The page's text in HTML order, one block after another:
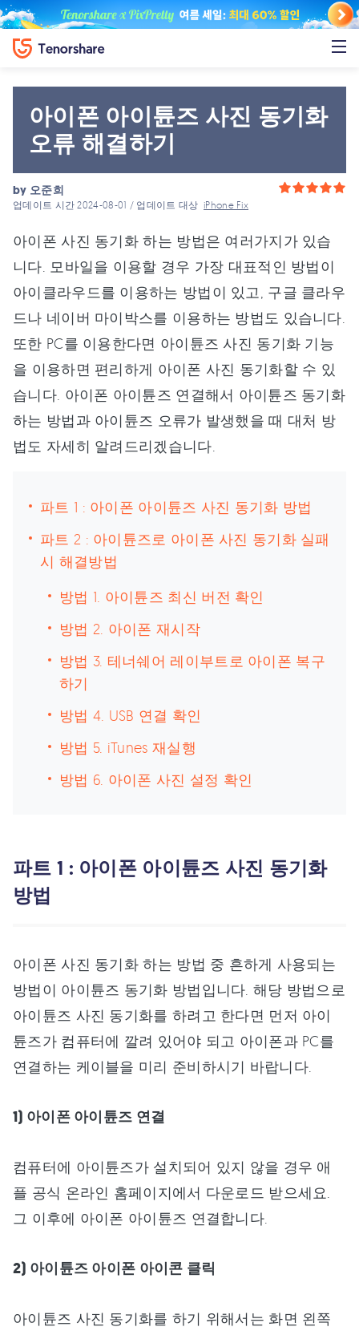
아이폰 아이튠즈 사진 동기화
오류 해결하기
by 오준희
업데이트 시간 2024-08-01 / 업데이트 대상iPhone Fix
아이폰 사진 동기화 하는 방법은 여러가지가 있습
니다. 모바일을 이용할 경우 가장 대표적인 방법이
아이클라우드를 이용하는 방법이 있고, 구글 클라우
드나 네이버 마이박스를 이용하는 방법도 있습니다.
또한 PC를 이용한다면 아이튠즈 사진 동기화 기능
을 이용하면 편리하게 아이폰 사진 동기화할 수 있
습니다. 아이폰 아이튠즈 연결해서 아이튠즈 동기화
하는 방법과 아이튠즈 오류가 발생했을 때 대처 방
법도 자세히 알려드리겠습니다.
파트 1 : 아이폰 아이튠즈 사진 동기화 방법
파트 2 : 아이튠즈로 아이폰 사진 동기화 실패
시 해결방법
방법 1. 아이튠즈 최신 버전 확인
방법 2. 아이폰 재시작
방법 3. 테너쉐어 레이부트로 아이폰 복구
하기
방법 4. USB 연결 확인
방법 5. iTunes 재실행
방법 6. 아이폰 사진 설정 확인
파트 1 : 아이폰 아이튠즈 사진 동기화
방법
아이폰 사진 동기화 하는 방법 중 흔하게 사용되는
방법이 아이튠즈 동기화 방법입니다. 해당 방법으로
아이튠즈 사진 동기화를 하려고 한다면 먼저 아이
튠즈가 컴퓨터에 깔려 있어야 되고 아이폰과 PC를
연결하는 케이블을 미리 준비하시기 바랍니다.
1) 아이폰 아이튠즈 연결
컴퓨터에 아이튠즈가 설치되어 있지 않을 경우 애
플 공식 온라인 홈페이지에서 다운로드 받으세요.
그 이후에 아이폰 아이튠즈 연결합니다.
2) 아이튠즈 아이폰 아이콘 클릭
아이튠즈 사진 동기화를 하기 위해서는 화면 왼쪽